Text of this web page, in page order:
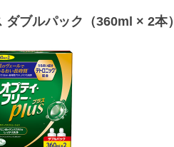
ブルパック（360ml × 2本）